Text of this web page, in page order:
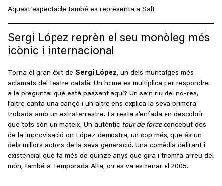
Aquest espectacle també es representa a Salt
Sergi López reprèn el seu monòleg més
icònic i internacional
Torna el gran èxit de Sergi López, un dels muntatges més
aclamats del teatre català. Un home es multiplica per respondre
a la pregunta: què està passant aquí? Un se’n riu del no-res,
l’altre canta una cançó i un altre ens explica la seva primera
trobada amb un extraterrestre. La resta s’enfada en descobrir
que tots són un mateix. Un autèntic tour de forceconcebut des
de la improvisació on López demostra, un cop més, que és un
dels millors actors de la seva generació. Una comèdia delirant i
existencial que fa més de quinze anys que gira i triomfa arreu del
món, també a Temporada Alta, on es va estrenar el 2005.